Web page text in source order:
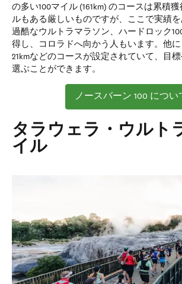
の多い100マイル (161km) のコースは累積
ルもある厳しいものですが、ここで実績
過酷なウルトラマラソン、ハードロック
得し、コロラドへ向かう人もいます。他に
21kmなどのコースが設定されていて、目
選ぶことができます。
ノースバーン 100 につい
タラウェラ・ウルト
イル